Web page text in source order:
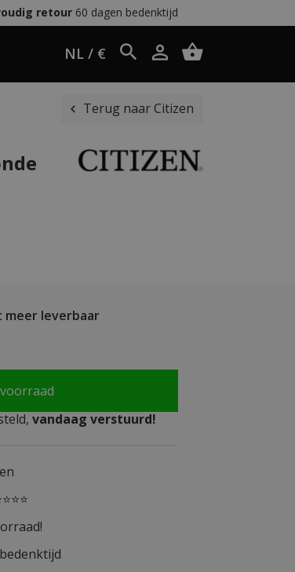
retour60 dagen bedenktijd
NL / €
Terug naar Citizen
leverbaar
vandaag verstuurd!